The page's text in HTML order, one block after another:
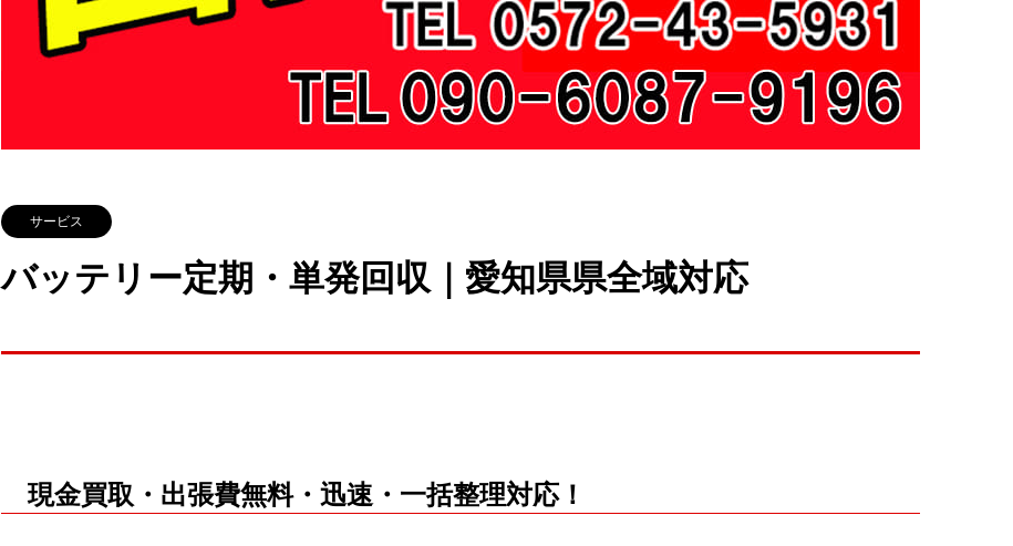
サービス
バッテリー定期・単発回収｜愛知県県全域対応
現金買取・出張費無料・迅速・一括整理対応！